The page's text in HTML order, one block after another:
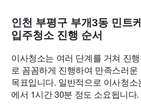
인천 부평구 부개3동 민트
입주청소 진행 순서
이사청소는 여러 단계를 거쳐 진
로 꼼꼼하게 진행하여 만족스러
목표입니다. 일반적으로 이사청
에서 1시간 30분 정도 소요됩니다.